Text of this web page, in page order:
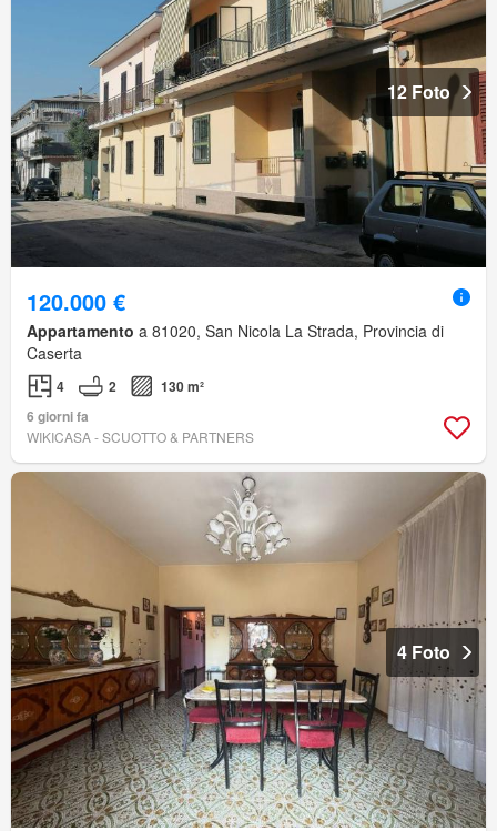
12 Foto
120.000 €
Appartamento a 81020, San Nicola La Strada, Provincia di
Caserta
4 2
130 m²
6 giorni fa
WIKICASA - SCUOTTO & PARTNERS
4 Foto